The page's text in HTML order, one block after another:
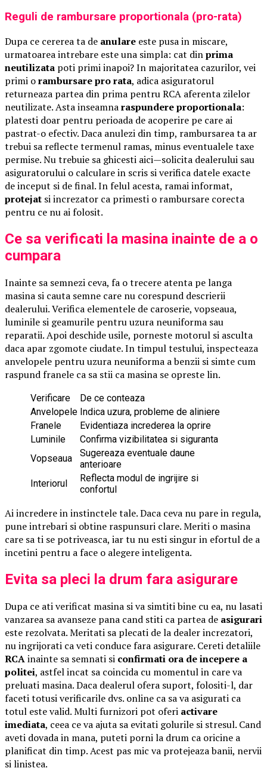
Reguli de rambursare proportionala (pro-rata)
Dupa ce cererea ta de anulare este pusa in miscare,
urmatoarea intrebare este una simpla: cat dinprima
neutilizata poti primi inapoi? In majoritatea cazurilor, vei
primi orambursare pro rata, adica asiguratorul
returneaza partea din prima pentru RCA aferenta zilelor
neutilizate. Asta inseamnaraspundere proportionala:
platesti doar pentru perioada de acoperire pe care ai
pastrat-o efectiv. Daca anulezi din timp, rambursarea ta ar
trebui sa reflecte termenul ramas, minus eventualele taxe
permise. Nu trebuie sa ghicesti aici—solicita dealerului sau
asiguratorului o calculare in scris si verifica datele exacte
de inceput si de final. In felul acesta, ramai informat,
protejat si increzator ca primesti o rambursare corecta
pentru ce nu ai folosit.
Ce sa verificati la masina inainte de a o
cumpara
Inainte sa semnezi ceva, fa o trecere atenta pe langa
masina si cauta semne care nu corespund descrierii
dealerului. Verifica elementele de caroserie, vopseaua,
luminile si geamurile pentru uzura neuniforma sau
reparatii. Apoi deschide usile, porneste motorul si asculta
daca apar zgomote ciudate. In timpul testului, inspecteaza
anvelopele pentru uzura neuniforma a benzii si simte cum
raspund franele ca sa stii ca masina se opreste lin.
Verificare
De ce conteaza
Anvelopele Indica uzura, probleme de aliniere
Franele
Evidentiaza increderea la oprire
Luminile
Confirma vizibilitatea si siguranta
Vopseaua
Sugereaza eventuale daune
anterioare
Interiorul
Reflecta modul de ingrijire si
confortul
Ai incredere in instinctele tale. Daca ceva nu pare in regula,
pune intrebari si obtine raspunsuri clare. Meriti o masina
care sa ti se potriveasca, iar tu nu esti singur in efortul de a
incetini pentru a face o alegere inteligenta.
Evita sa pleci la drum fara asigurare
Dupa ce ati verificat masina si va simtiti bine cu ea, nu lasati
vanzarea sa avanseze pana cand stiti ca partea de asigurari
este rezolvata. Meritati sa plecati de la dealer increzatori,
nu ingrijorati ca veti conduce fara asigurare. Cereti detaliile
RCAinainte sa semnati si confirmati ora de incepere a
politei, astfel incat sa coincida cu momentul in care va
preluati masina. Daca dealerul ofera suport, folositi-l, dar
faceti totusi verificarile dvs. online ca sa va asigurati ca
totul este valid. Multi furnizori pot oferi activare
imediata, ceea ce va ajuta sa evitati golurile si stresul. Cand
aveti dovada in mana, puteti porni la drum ca oricine a
planificat din timp. Acest pas mic va protejeaza banii, nervii
si linistea.